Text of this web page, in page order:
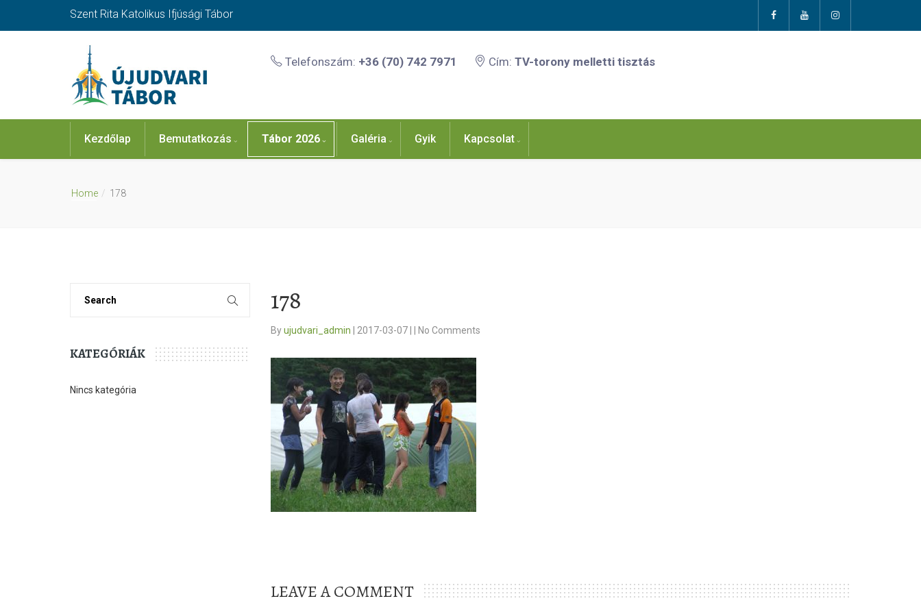
Szent Rita Katolikus Ifjúsági Tábor
Telefonszám: +36 (70) 742 7971 Cím: TV-torony melletti tisztás
Kezdőlap Bemutatkozás Tábor 2026 Galéria Gyik Kapcsolat
Home 178
KATEGÓRIÁK
Nincs kategória
178
Byujudvari_admin 2017-03-07 No Comments
LEAVE A COMMENT